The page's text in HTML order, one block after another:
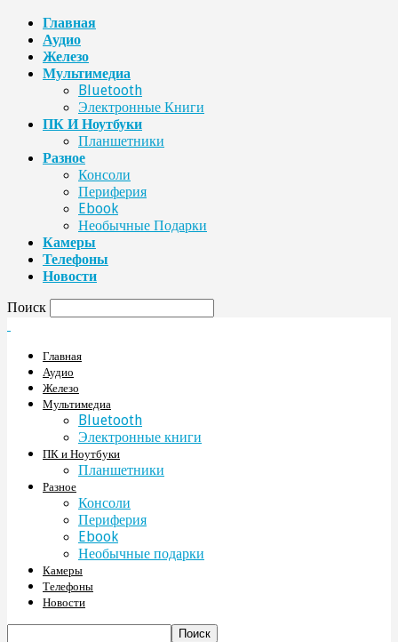
Главная
Аудио
Железо
Мультимедиа
Bluetooth
Электронные Книги
ПК И Ноутбуки
Планшетники
Разное
Консоли
Периферия
Ebook
Необычные Подарки
Камеры
Телефоны
Новости
Поиск
Главная
Аудио
Железо
Мультимедиа
Bluetooth
Электронные книги
ПК и Ноутбуки
Планшетники
Разное
Консоли
Периферия
Ebook
Необычные подарки
Камеры
Телефоны
Новости